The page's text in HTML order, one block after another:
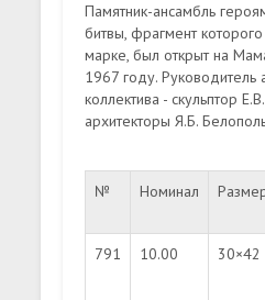
Памятник-ансамбль
битвы, фрагмент
марке, был открыт на
1967 году. Руководитель
коллектива - скульптор
архитекторы Я.Б.
№ Номинал
791 10.00 30×42